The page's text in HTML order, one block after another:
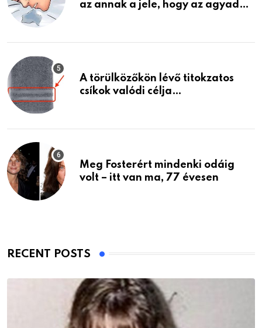
az annak a jele, hogy az agyad…
A törülközőkön lévő titokzatos
csíkok valódi célja…
Meg Fosterért mindenki odáig
volt – itt van ma, 77 évesen
RECENT POSTS